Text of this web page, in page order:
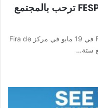
انطلاقاً من 19 مايو: FESPA 2026 ترحب بالمجتمع
تنطلق FESPA Global Print Expo 2026 في 19 مايو في مركز Fira de